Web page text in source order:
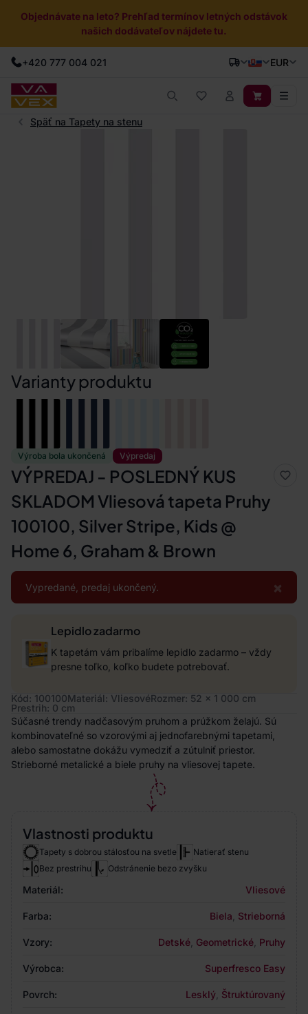
Objednávate na leto? Prehľad termínov letných odstávok
našich dodávateľov nájdete tu.
+420 777 004 021 EUR
Späť na Tapety na stenu
Výroba bola ukončená Výpredaj
VÝPREDAJ - POSLEDNÝ KUS
SKLADOM Vliesová tapeta Pruhy
100100, Silver Stripe, Kids @
Home 6, Graham & Brown
×
Vypredané, predaj ukončený.
Lepidlo zadarmo
K tapetám vám pribalíme lepidlo zadarmo – vždy
presne toľko, koľko budete potrebovať.
Kód: 100100Materiál: VliesovéRozmer: 52 x 1 000 cm
Prestrih: 0 cm
Súčasné trendy nadčasovým pruhom a prúžkom želajú. Sú
kombinovateľné so vzorovými aj jednofarebnými tapetami,
alebo samostatne dokážu vymedziť a zútulniť priestor.
Strieborné metalické a biele pruhy na vliesovej tapete.
Varianty produktu
Vlastnosti produktu
Tapety s dobrou stálosťou na svetle
Natierať stenu
Bez prestrihu
Odstránenie bezo zvyšku
Materiál: Vliesové
Farba: Biela Strieborná
Vzory: Detské Geometrické Pruhy
Výrobca: Superfresco Easy
Povrch: Lesklý Štruktúrovaný